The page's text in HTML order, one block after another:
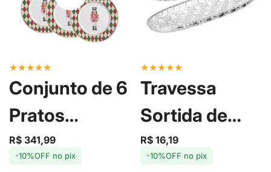
★★★★★
Conjunto de 6
Pratos
Sobremesa
Preço
de
R$ 341,99
Preço
regular
-10%OFF no pix
★★★★★
Travessa
Sortida de
Cristal - Lyor
Preço
de
R$ 16,19
Preço
regular
-10%OFF no pix